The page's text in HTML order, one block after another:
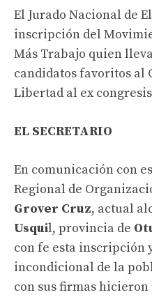
El Jurado Nacional de
inscripción del
Más Trabajo quien
candidatos favoritos al
Libertad al ex
EL SECRETARIO
En comunicación con
Regional de
Grover Cruz, actual
Usquil, provincia de
con fe esta inscripción
incondicional de la
con sus firmas